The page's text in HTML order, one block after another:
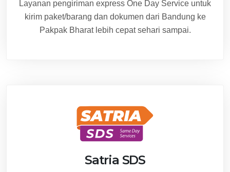
Layanan pengiriman express One Day Service untuk
kirim paket/barang dan dokumen dari Bandung ke
Pakpak Bharat lebih cepat sehari sampai.
Satria SDS